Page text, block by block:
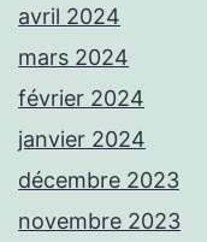
avril 2024
mars 2024
février 2024
janvier 2024
décembre 2023
novembre 2023